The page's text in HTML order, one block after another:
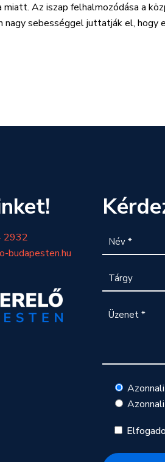
Az iszap felhalmozódása a
nagy sebességgel juttatják el,
2932
budapesten.hu